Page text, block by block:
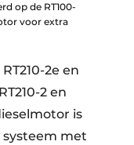
op de RT100-
voor extra
2e en
2 en
is
met